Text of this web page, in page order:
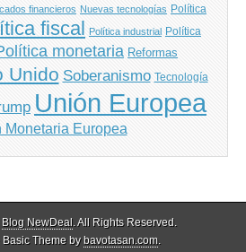
financieros Nuevas tecnologías Política
fiscal Política industrial
Política
monetaria Reformas
Unido Soberanismo Tecnología
Unión Europea
Monetaria Europea
Blog NewDeal. All Rights Reserved.
Theme bybavotasan.com.